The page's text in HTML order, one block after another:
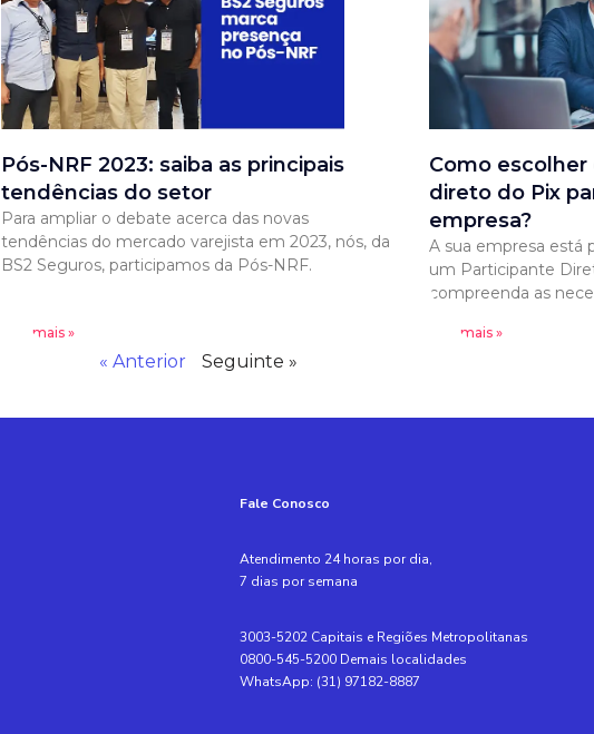
Pós-NRF 2023: saiba as principais
tendências do setor
Para ampliar o debate acerca das novas
tendências do mercado varejista em 2023, nós, da
BS2 Seguros, participamos da Pós-NRF.
Leia mais »
Como
direto do Pix
empresa?
A sua empresa está
um Participante
compreenda as
Leia mais »
« Anterior Seguinte »
Fale Conosco
Atendimento 24 horas por dia,
7 dias por semana
3003-5202 Capitais e Regiões Metropolitanas
0800-545-5200 Demais localidades
WhatsApp: (31) 97182-8887